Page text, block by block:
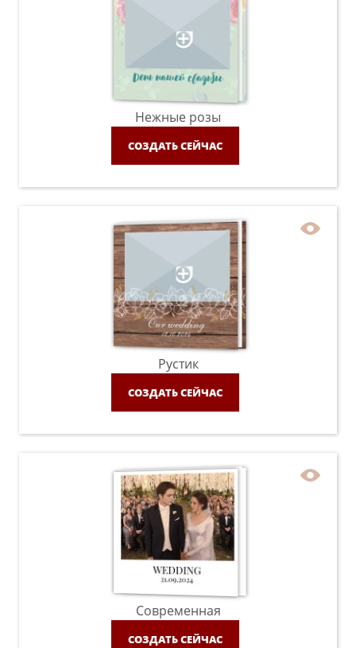
Нежные розы
СОЗДАТЬ СЕЙЧАС
Рустик
СОЗДАТЬ СЕЙЧАС
Современная
СОЗДАТЬ СЕЙЧАС